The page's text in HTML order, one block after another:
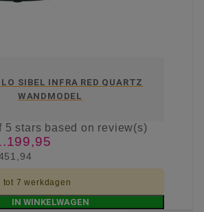
SIBEL INFRA RED QUARTZ
WANDMODEL
5 stars based on review(s)
tot 7 werkdagen
IN WINKELWAGEN